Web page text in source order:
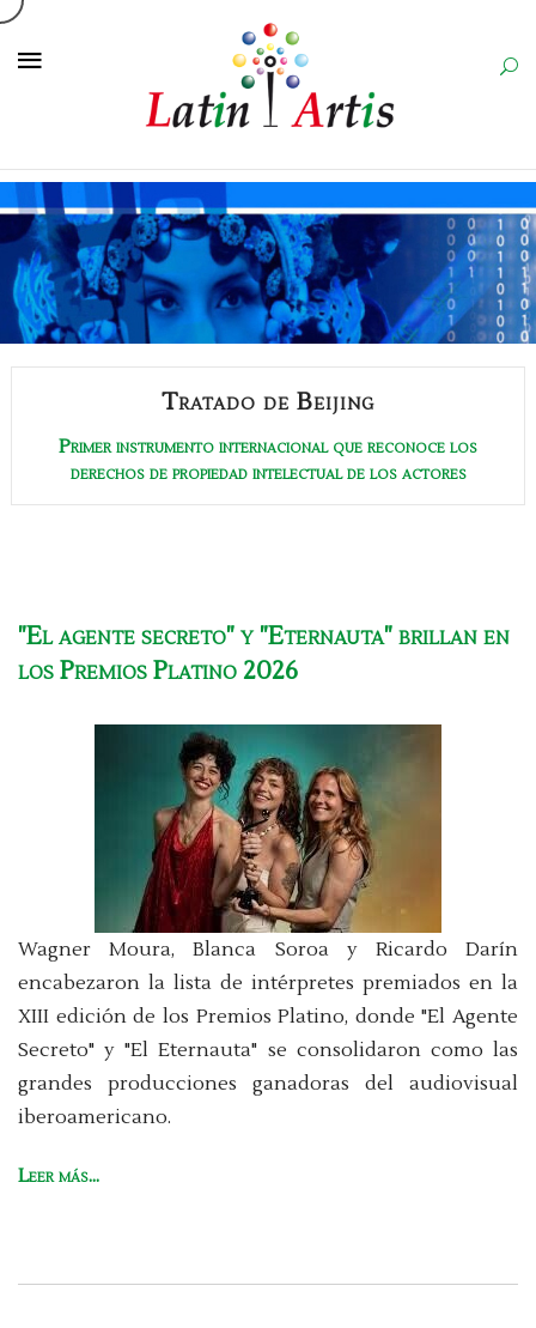
Tratado de Beijing
Primer instrumento internacional que reconoce los
derechos de propiedad intelectual de los actores
"El agente secreto" y "Eternauta" brillan en
los Premios Platino 2026
Wagner Moura, Blanca Soroa y Ricardo Darín
encabezaron la lista de intérpretes premiados en la
XIII edición de los Premios Platino, donde "El Agente
Secreto" y "El Eternauta" se consolidaron como las
grandes producciones ganadoras del audiovisual
iberoamericano.
Leer más...